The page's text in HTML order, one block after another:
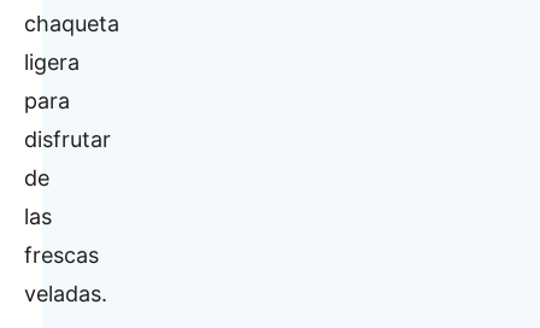
chaqueta
ligera
para
disfrutar
de
las
frescas
veladas.